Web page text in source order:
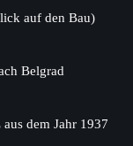
auf den Bau)
Belgrad
dem Jahr 1937